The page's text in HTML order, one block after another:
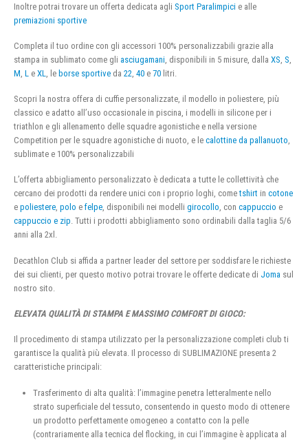
Inoltre potrai trovare un offerta dedicata agli Sport Paralimpici e alle
premiazioni sportive
Completa il tuo ordine con gli accessori 100% personalizzabili grazie alla
stampa in sublimato come gli asciugamani , disponibili in 5 misure, dalla XS S
M L e XL , le borse sportive da 22 40 e 70 litri.
Scopri la nostra offera di cuffie personalizzate, il modello in poliestere, più
classico e adatto all’uso occasionale in piscina, i modelli in silicone per i
triathlon e gli allenamento delle squadre agonistiche e nella versione
Competition per le squadre agonistiche di nuoto, e le calottine da pallanuoto,
sublimate e 100% personalizzabili
L’offerta abbigliamento personalizzato è dedicata a tutte le collettività che
cercano dei prodotti da rendere unici con i proprio loghi, cometshirt in cotone
e poliestere, polo e felpe, disponibili nei modelli girocollo, con cappuccio e
cappuccio e zip. Tutti i prodotti abbigliamento sono ordinabili dalla taglia 5/6
anni alla 2xl.
Decathlon Club si affida a partner leader del settore per soddisfare le richieste
dei sui clienti, per questo motivo potrai trovare le offerte dedicate di Joma sul
nostro sito.
ELEVATA QUALITÀ DI STAMPA E MASSIMO COMFORT DI GIOCO:
Il procedimento di stampa utilizzato per la personalizzazione completi club ti
garantisce la qualità più elevata. Il processo di SUBLIMAZIONE presenta 2
caratteristiche principali:
Trasferimento di alta qualità: l’immagine penetra letteralmente nello
strato superficiale del tessuto, consentendo in questo modo di ottenere
un prodotto perfettamente omogeneo a contatto con la pelle
(contrariamente alla tecnica del flocking, in cui l’immagine è applicata al